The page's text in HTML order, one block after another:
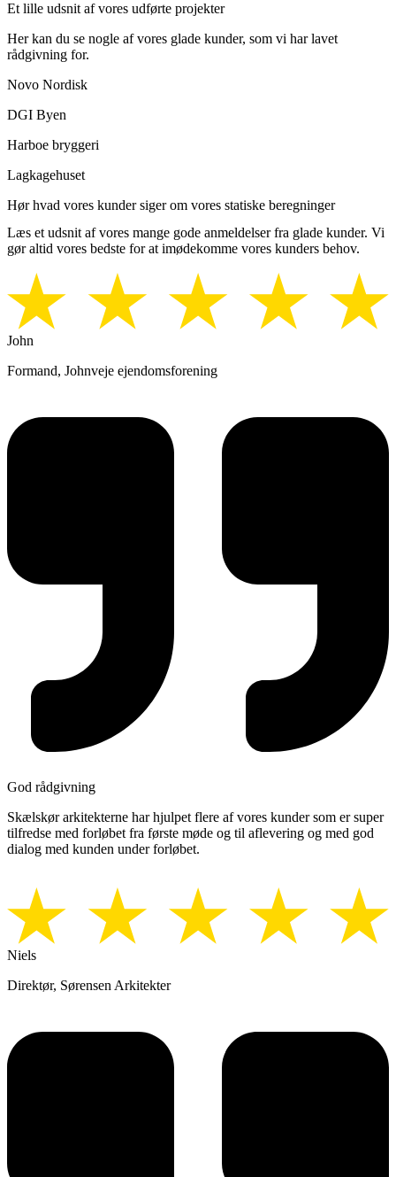
Et lille udsnit af vores udførte projekter
Her kan du se nogle af vores glade kunder, som vi har lavet
rådgivning for.
Novo Nordisk
DGI Byen
Harboe bryggeri
Lagkagehuset
Hør hvad vores kunder siger om vores statiske beregninger
Læs et udsnit af vores mange gode anmeldelser fra glade kunder. Vi
gør altid vores bedste for at imødekomme vores kunders behov.
John
Formand, Johnveje ejendomsforening
God rådgivning
Skælskør arkitekterne har hjulpet flere af vores kunder som er super
tilfredse med forløbet fra første møde og til aflevering og med god
dialog med kunden under forløbet.
Niels
Direktør, Sørensen Arkitekter